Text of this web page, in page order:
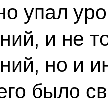
упал
и не
но и
было